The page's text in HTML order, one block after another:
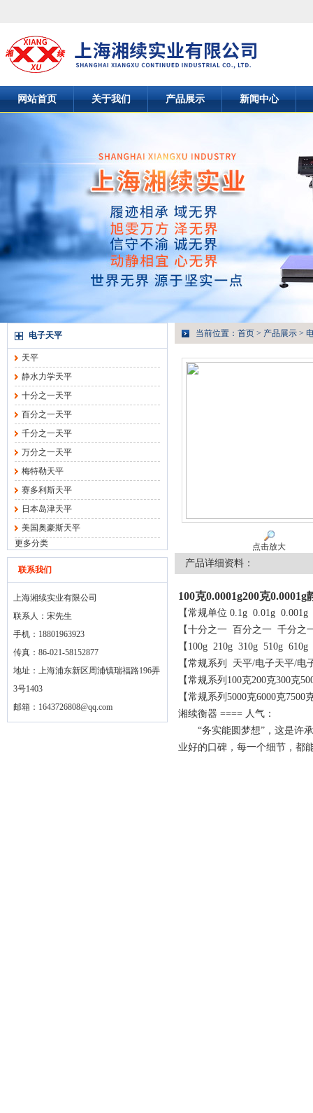
网站首页 关于我们 产品展示 新闻中心
电子天平
天平
静水力学天平
十分之一天平
百分之一天平
千分之一天平
万分之一天平
梅特勒天平
赛多利斯天平
日本岛津天平
美国奥豪斯天平
更多分类
联系我们
上海湘续实业有限公司
联系人：宋先生
手机：18801963923
传真：86-021-58152877
地址：上海浦东新区周浦镇瑞福路196弄
3号1403
邮箱： 1643726808@qq.com
当前位置： 首页 > 产品展示 >
点击放大
产品详细资料：
100克0.0001g200克
【常规单位 0.1g 0.01g 0.001g
【十分之一 百分之一 千分
【100g 210g 310g 510g
【常规系列 天平/电子天平/电
【常规系列100克200克300克
【常规系列5000克6000克7500
湘续衡器 ==== 人气：
“务实能圆梦想”，这是许承
业好的口碑，每一个细节，都